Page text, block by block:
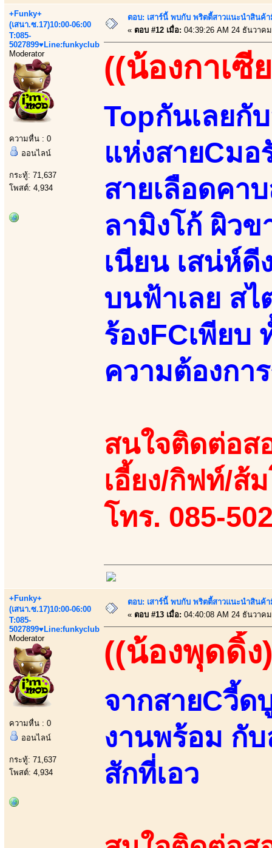
+Funky+
(เสนา.ซ.17)10:00-06:00
T:085-
5027899♥Line:funkyclub
Moderator
ความหื่น : 0
ออนไลน์
กระทู้: 71,637
โพสต์: 4,934
ตอบ: เสาร์นี้ พบกับ พริตตี้สาวแนะนำสินค้
« ตอบ #12 เมื่อ: 04:39:26 AM 24 ธันวาค
((น้องกาเซี
Topกันเลยกั
แห่งสายCมอ
สายเลือดคา
ลามิงโก้ ผิว
เนียน เสน่ห์
บนฟ้าเลย ส
ร้องFCเพียบ
ความต้องกา
สนใจติดต่อส
เอี้ยง/กิฟท์/ส้
โทร. 085-
+Funky+
(เสนา.ซ.17)10:00-06:00
T:085-
5027899♥Line:funkyclub
Moderator
ความหื่น : 0
ออนไลน์
กระทู้: 71,637
โพสต์: 4,934
ตอบ: เสาร์นี้ พบกับ พริตตี้สาวแนะนำสินค้
« ตอบ #13 เมื่อ: 04:40:08 AM 24 ธันวาค
((น้องพุดดิ้ง
จากสายCวี้ด
งานพร้อม กั
สักที่เอว